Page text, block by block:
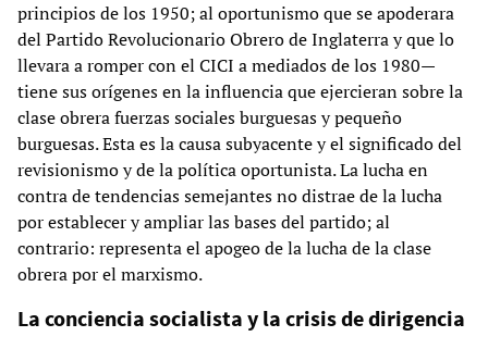
principios de los 1950; al oportunismo que se apoderara
del Partido Revolucionario Obrero de Inglaterra y que lo
llevara a romper con el CICI a mediados de los 1980—
tiene sus orígenes en la influencia que ejercieran sobre la
clase obrera fuerzas sociales burguesas y pequeño
burguesas. Esta es la causa subyacente y el significado del
revisionismo y de la política oportunista. La lucha en
contra de tendencias semejantes no distrae de la lucha
por establecer y ampliar las bases del partido; al
contrario: representa el apogeo de la lucha de la clase
obrera por el marxismo.
La conciencia socialista y la crisis de dirigencia